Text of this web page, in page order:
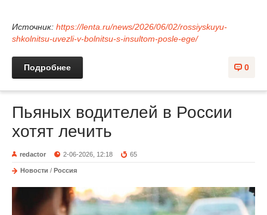
Источник: https://lenta.ru/news/2026/06/02/rossiyskuyu-
shkolnitsu-uvezli-v-bolnitsu-s-insultom-posle-ege/
0
Подробнее
Пьяных водителей в России
хотят лечить
redactor 2-06-2026, 12:18 65
Новости / Россия